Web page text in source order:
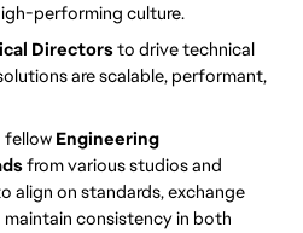
performing culture.
Directors to drive technical
are scalable, performant,
fellow Engineering
from various studios and
align on standards, exchange
consistency in both